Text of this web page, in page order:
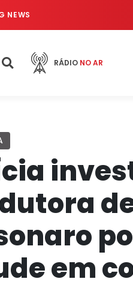
NEWS
RÁDIO NO AR
em